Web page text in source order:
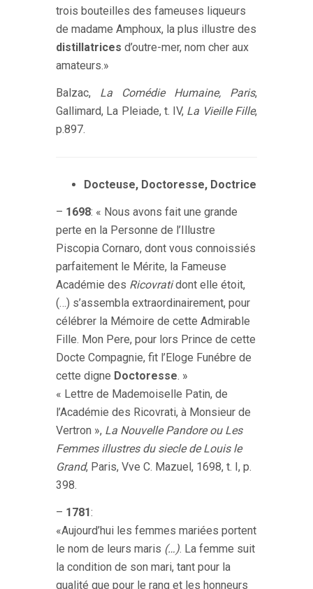
trois bouteilles des fameuses liqueurs
de madame Amphoux, la plus illustre des
distillatrices d’outre-mer, nom cher aux
amateurs.»
Balzac, La Comédie Humaine, Paris,
Gallimard, La Pleiade, t. IV, La Vieille Fille,
p.897.
Docteuse, Doctoresse, Doctrice
– 1698: « Nous avons fait une grande
perte en la Personne de l’Illustre
Piscopia Cornaro, dont vous connoissiés
parfaitement le Mérite, la Fameuse
Académie des Ricovratidont elle étoit,
(…) s’assembla extraordinairement, pour
célébrer la Mémoire de cette Admirable
Fille. Mon Pere, pour lors Prince de cette
Docte Compagnie, fit l’Eloge Funébre de
cette digne Doctoresse. »
« Lettre de Mademoiselle Patin, de
l’Académie des Ricovrati, à Monsieur de
Vertron », La Nouvelle Pandore ou Les
Femmes illustres du siecle de Louis le
Grand, Paris, Vve C. Mazuel, 1698, t. I, p.
398.
– 1781:
«Aujourd’hui les femmes mariées portent
le nom de leurs maris (…). La femme suit
la condition de son mari, tant pour la
qualité que pour le rang et les honneurs